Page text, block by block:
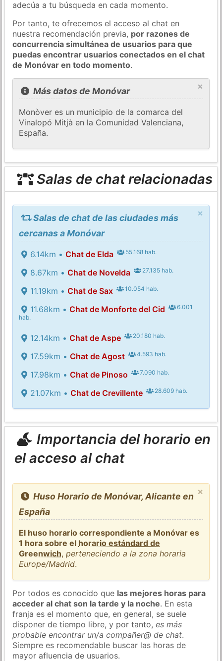
adecúa a tu búsqueda en cada momento.
Por tanto, te ofrecemos el acceso al chat en
nuestra recomendación previa, por razones de
concurrencia simultánea de usuarios para que
puedas encontrar usuarios conectados en el chat
de Monóvar en todo momento.
×
Más datos de Monóvar
Monòver es un municipio de la comarca del
Vinalopó Mitjà en la Comunidad Valenciana,
España.
Salas de chat relacionadas
×
Salas de chat de las ciudades más
cercanas a Monóvar
6.14km • Chat de Elda 55.168 hab.
8.67km • Chat de Novelda 27.135 hab.
11.19km • Chat de Sax 10.054 hab.
11.68km • Chat de Monforte del Cid
6.001
hab.
12.14km • Chat de Aspe 20.180 hab.
17.59km • Chat de Agost 4.593 hab.
17.98km • Chat de Pinoso 7.090 hab.
21.07km • Chat de Crevillente 28.609 hab.
Importancia del horario en
el acceso al chat
×
Huso Horario de Monóvar, Alicante en
España
El huso horario correspondiente a Monóvar es
1 hora sobre el horario estándard de
Greenwich,perteneciendo a la zona horaria
Europe/Madrid.
Por todos es conocido que las mejores horas para
acceder al chat son la tarde y la noche. En esta
franja es el momento que, en general, se suele
disponer de tiempo libre, y por tanto,es más
probable encontrar un/a compañer@ de chat.
Siempre es recomendable buscar las horas de
mayor afluencia de usuarios.